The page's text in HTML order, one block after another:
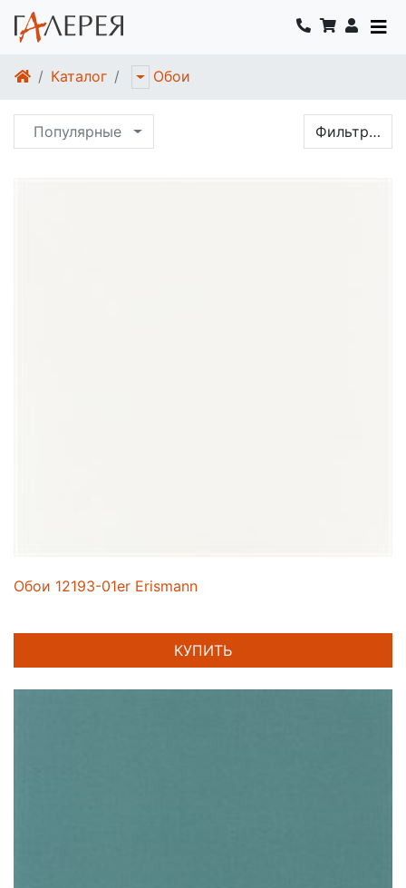
Каталог Обои
Популярные Фильтр…
Обои 12193-01er Erismann
КУПИТЬ